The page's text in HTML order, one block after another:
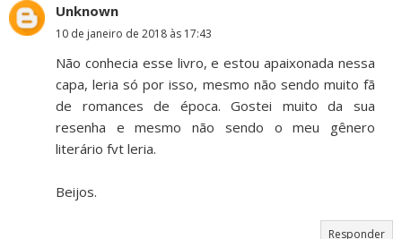
Unknown
10 de janeiro de 2018 às 17:43
Não conhecia esse livro, e estou apaixonada nessa
capa, leria só por isso, mesmo não sendo muito fã
de romances de época. Gostei muito da sua
resenha e mesmo não sendo o meu gênero
literário fvt leria.
Beijos.
Responder